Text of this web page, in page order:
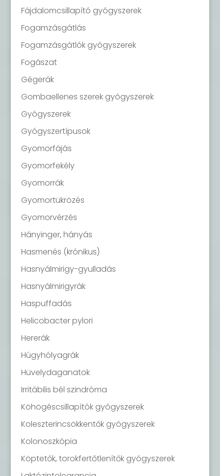
Fájdalomcsillapító gyógyszerek
Fogamzásgátlás
Fogamzásgátlók gyógyszerek
Fogászat
Gégerák
Gombaellenes szerek gyógyszerek
Gyógyszerek
Gyógyszertípusok
Gyomorfájás
Gyomorfekély
Gyomorrák
Gyomortükrözés
Gyomorvérzés
Hányinger, hányás
Hasmenés (krónikus)
Hasnyálmirigy-gyulladás
Hasnyálmirigyrák
Haspuffadás
Helicobacter pylori
Hererák
Húgyhólyagrák
Hüvelydaganatok
Irritábilis bél szindróma
Köhögéscsillapítók gyógyszerek
Koleszterincsökkentők gyógyszerek
Kolonoszkópia
Köptetők, torokfertőtlenítők gyógyszerek